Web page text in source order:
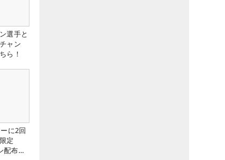
選手と
ャン
ら！
に2回
定
配布